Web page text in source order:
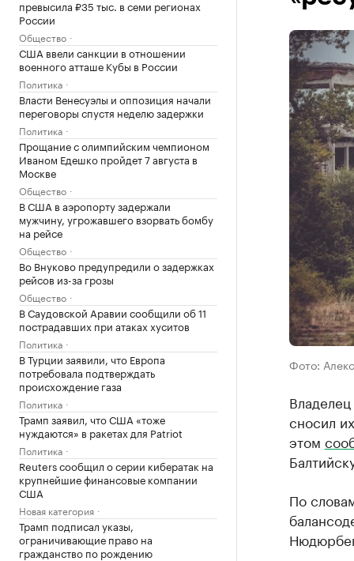
превысила ₽35 тыс. в семи регионах
России
Общество
США ввели санкции в отношении
военного атташе Кубы в России
Политика
Власти Венесуэлы и оппозиция начали
переговоры спустя неделю задержки
Политика
Прощание с олимпийским чемпионом
Иваном Едешко пройдет 7 августа в
Москве
Общество
В США в аэропорту задержали
мужчину, угрожавшего взорвать бомбу
на рейсе
Общество
Во Внуково предупредили о задержках
рейсов из-за грозы
Общество
В Саудовской Аравии сообщили об 11
пострадавших при атаках хуситов
Политика
В Турции заявили, что Европа
потребовала подтверждать
происхождение газа
Политика
Трамп заявил, что США «тоже
нуждаются» в ракетах для Patriot
Политика
Reuters сообщил о серии кибератак на
крупнейшие финансовые компании
США
Новая категория
Трамп подписал указы,
ограничивающие право на
гражданство по рождению
Фото:
сносил
этом
По